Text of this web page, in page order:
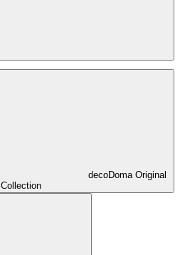
decoDoma Original
Collection